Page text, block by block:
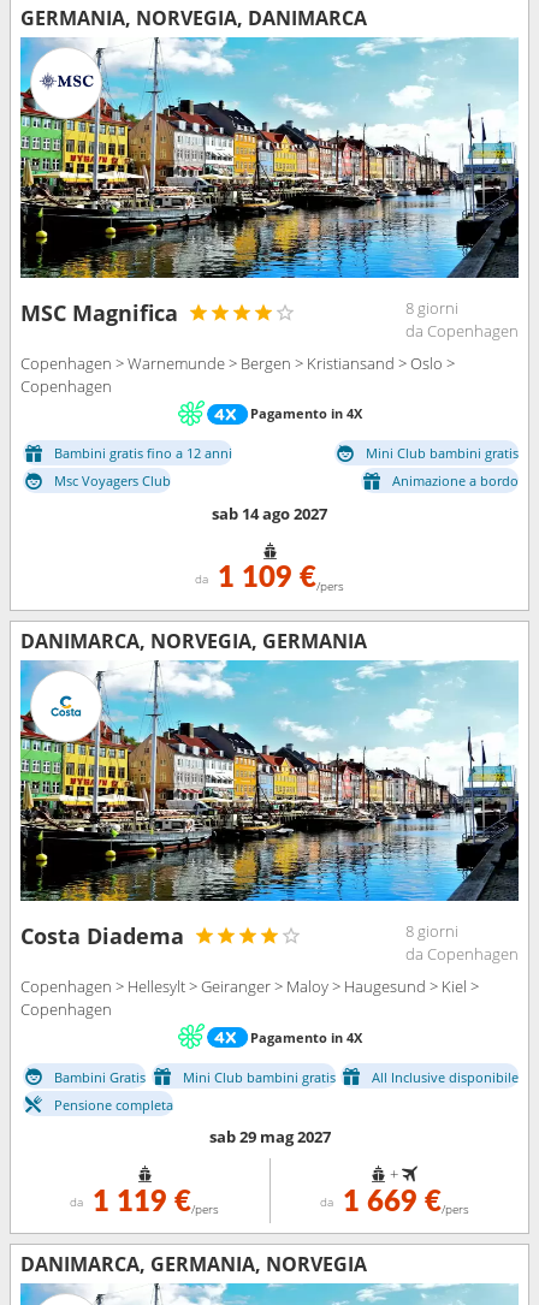
GERMANIA, NORVEGIA, DANIMARCA
MSC Magnifica
8 giorni
da Copenhagen
Copenhagen > Warnemunde > Bergen > Kristiansand > Oslo >
Copenhagen
Pagamento in 4X
Bambini gratis fino a 12 anni
Mini Club bambini gratis
Msc Voyagers Club
Animazione a bordo
sab 14 ago 2027
da 1 109 €/pers
DANIMARCA, NORVEGIA, GERMANIA
Costa Diadema
8 giorni
da Copenhagen
Copenhagen > Hellesylt > Geiranger > Maloy > Haugesund > Kiel >
Copenhagen
Pagamento in 4X
Bambini Gratis Mini Club bambini gratis
All Inclusive disponibile
Pensione completa
sab 29 mag 2027
da 1 119 €/pers
+
da 1 669 €/pers
DANIMARCA, GERMANIA, NORVEGIA